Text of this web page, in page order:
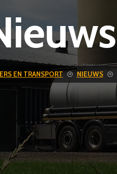
EN TRANSPORT NIEUWS